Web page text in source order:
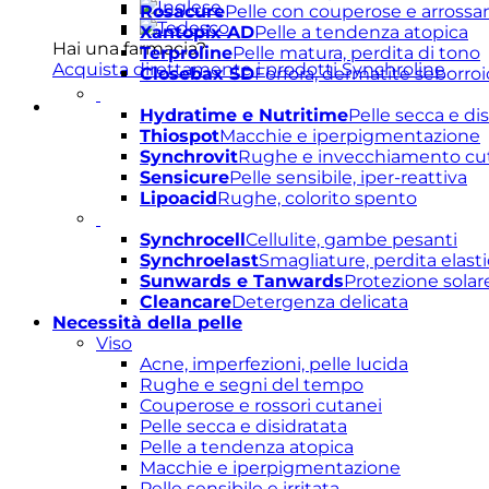
Hai una farmacia?
Acquista direttamente i prodotti Synchroline
RosacurePelle con couperose e
Xantopix ADPelle a tendenza atopica
TerprolinePelle matura, perdita di tono
Closebax SDForfora, dermatite
Hydratime e NutritimePelle secca e
ThiospotMacchie e iperpigmentazione
SynchrovitRughe e invecchiamento
SensicurePelle sensibile, iper-reattiva
LipoacidRughe, colorito spento
SynchrocellCellulite, gambe pesanti
SynchroelastSmagliature, perdita
Sunwards e TanwardsProtezione
CleancareDetergenza delicata
Necessità della pelle
Viso
Acne, imperfezioni, pelle lucida
Rughe e segni del tempo
Couperose e rossori cutanei
Pelle secca e disidratata
Pelle a tendenza atopica
Macchie e iperpigmentazione